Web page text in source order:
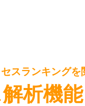
スランキングを
析機能